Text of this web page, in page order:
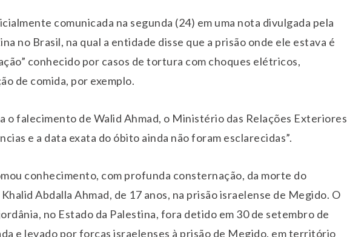
comunicada na segunda (24) em uma nota divulgada pela
no Brasil, na qual a entidade disse que a prisão onde ele estava é
conhecido por casos de tortura com choques elétricos,
de comida, por exemplo.
o falecimento de Walid Ahmad, o Ministério das Relações Exteriores
e a data exata do óbito ainda não foram esclarecidas”.
conhecimento, com profunda consternação, da morte do
Abdalla Ahmad, de 17 anos, na prisão israelense de Megido. O
no Estado da Palestina, fora detido em 30 de setembro de
e levado por forças israelenses à prisão de Megido, em território